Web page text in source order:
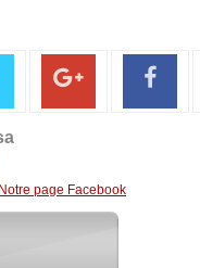
Notre page Facebook